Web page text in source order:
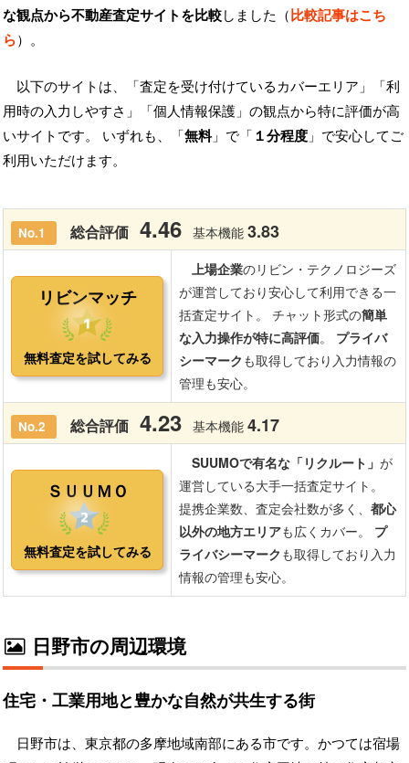
な観点から不動産査定サイトを比較しました（比較記事はこち
ら）。
以下のサイトは、「査定を受け付けているカバーエリア」「利
用時の入力しやすさ」「個人情報保護」の観点から特に評価が高
いサイトです。 いずれも、「無料」で「 １分程度 」で安心してご
利用いただけます。
日野市の周辺環境
住宅・工業用地と豊かな自然が共生する街
日野市は、東京都の多摩地域南部にある市です。かつては宿場